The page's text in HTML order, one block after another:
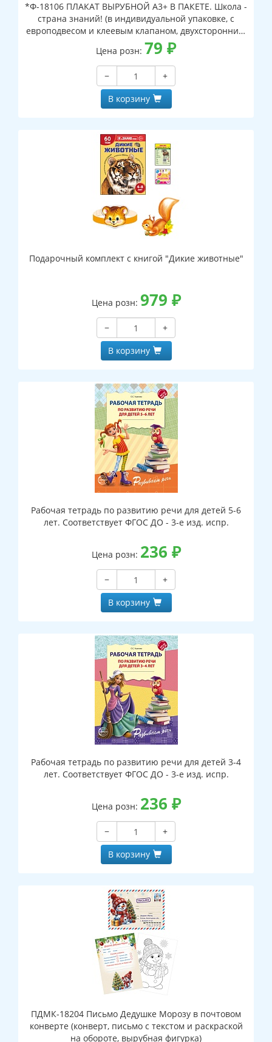
*Ф-18106 ПЛАКАТ ВЫРУБНОЙ А3+ В ПАКЕТЕ. Школа -
страна знаний! (в индивидуальной упаковке, с
европодвесом и клеевым клапаном, двухсторонний,
ВД-лак)
Цена розн: 79 ₽
−
+
В корзину
Подарочный комплект с книгой "Дикие животные"
Цена розн: 979 ₽
−
+
В корзину
Рабочая тетрадь по развитию речи для детей 5-6
лет. Соответствует ФГОС ДО - 3-е изд. испр.
Цена розн: 236 ₽
−
+
В корзину
Рабочая тетрадь по развитию речи для детей 3-4
лет. Соответствует ФГОС ДО - 3-е изд. испр.
Цена розн: 236 ₽
−
+
В корзину
ПДМК-18204 Письмо Дедушке Морозу в почтовом
конверте (конверт, письмо с текстом и раскраской
на обороте, вырубная фигурка)